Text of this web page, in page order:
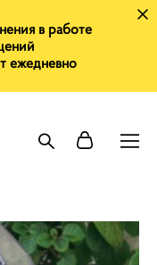
в работе
ежедневно